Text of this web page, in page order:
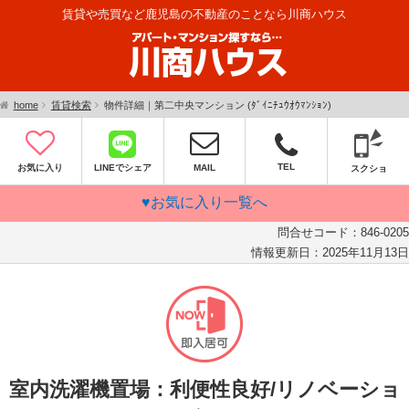
賃貸や売買など鹿児島の不動産のことなら川商ハウス
home 賃貸検索 物件詳細｜第二中央マンション (ﾀﾞｲﾆﾁｭｳｵｳﾏﾝｼｮﾝ)
お気に入り LINEでシェア MAIL TEL スクショ
♥お気に入り一覧へ
問合せコード： 846-0205
情報更新日： 2025年11月13日
室内洗濯機置場：利便性良好/リノベーショ